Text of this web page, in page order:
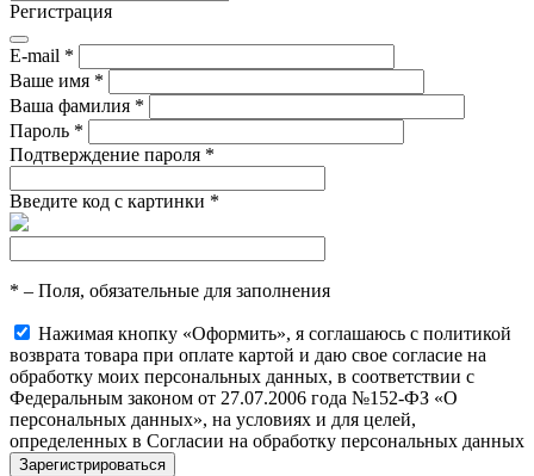
Регистрация
E-mail *
Ваше имя *
Ваша фамилия *
Пароль *
Подтверждение пароля *
Введите код с картинки *
* – Поля, обязательные для заполнения
Нажимая кнопку «Оформить», я соглашаюсь с политикой
возврата товара при оплате картой и даю свое согласие на
обработку моих персональных данных, в соответствии с
Федеральным законом от 27.07.2006 года №152-ФЗ «О
персональных данных», на условиях и для целей,
определенных в Согласии на обработку персональных данных